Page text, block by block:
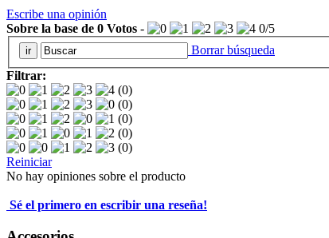
Escribe una opinión
Sobre la base de 0 Votos - 0/5
Borrar búsqueda
Filtrar:
(0)
(0)
(0)
(0)
(0)
Reiniciar
No hay opiniones sobre el producto
Sé el primero en escribir una reseña!